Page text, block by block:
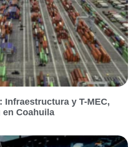
Infraestructura y T-MEC,
Coahuila